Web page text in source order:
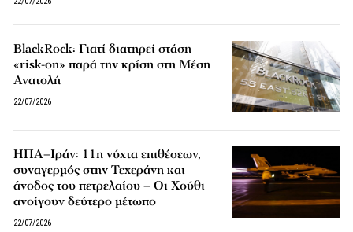
BlackRock: Γιατί διατηρεί στάση
«risk-on» παρά την κρίση στη Μέση
Ανατολή
22/07/2026
ΗΠΑ–Ιράν: 11η νύχτα επιθέσεων,
συναγερμός στην Τεχεράνη και
άνοδος του πετρελαίου – Οι Χούθι
ανοίγουν δεύτερο μέτωπο
22/07/2026